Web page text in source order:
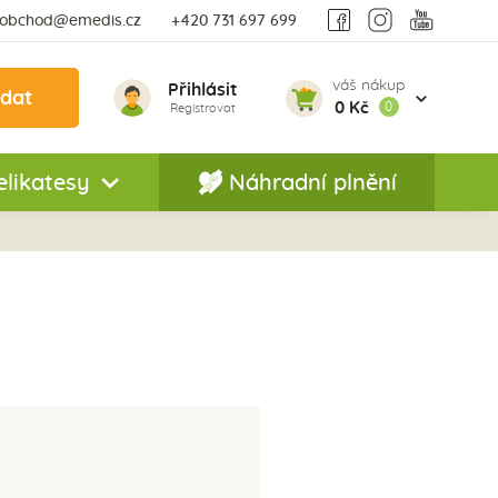
obchod@emedis.cz +420 731 697 699
Přihlásit
Registrovat
váš nákup
0 Kč 0
Náhradní plnění